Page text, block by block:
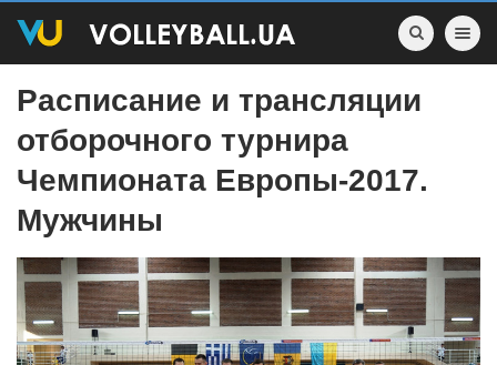
Toggle
Расписание и трансляции
отборочного турнира
Чемпионата Европы-2017.
Мужчины